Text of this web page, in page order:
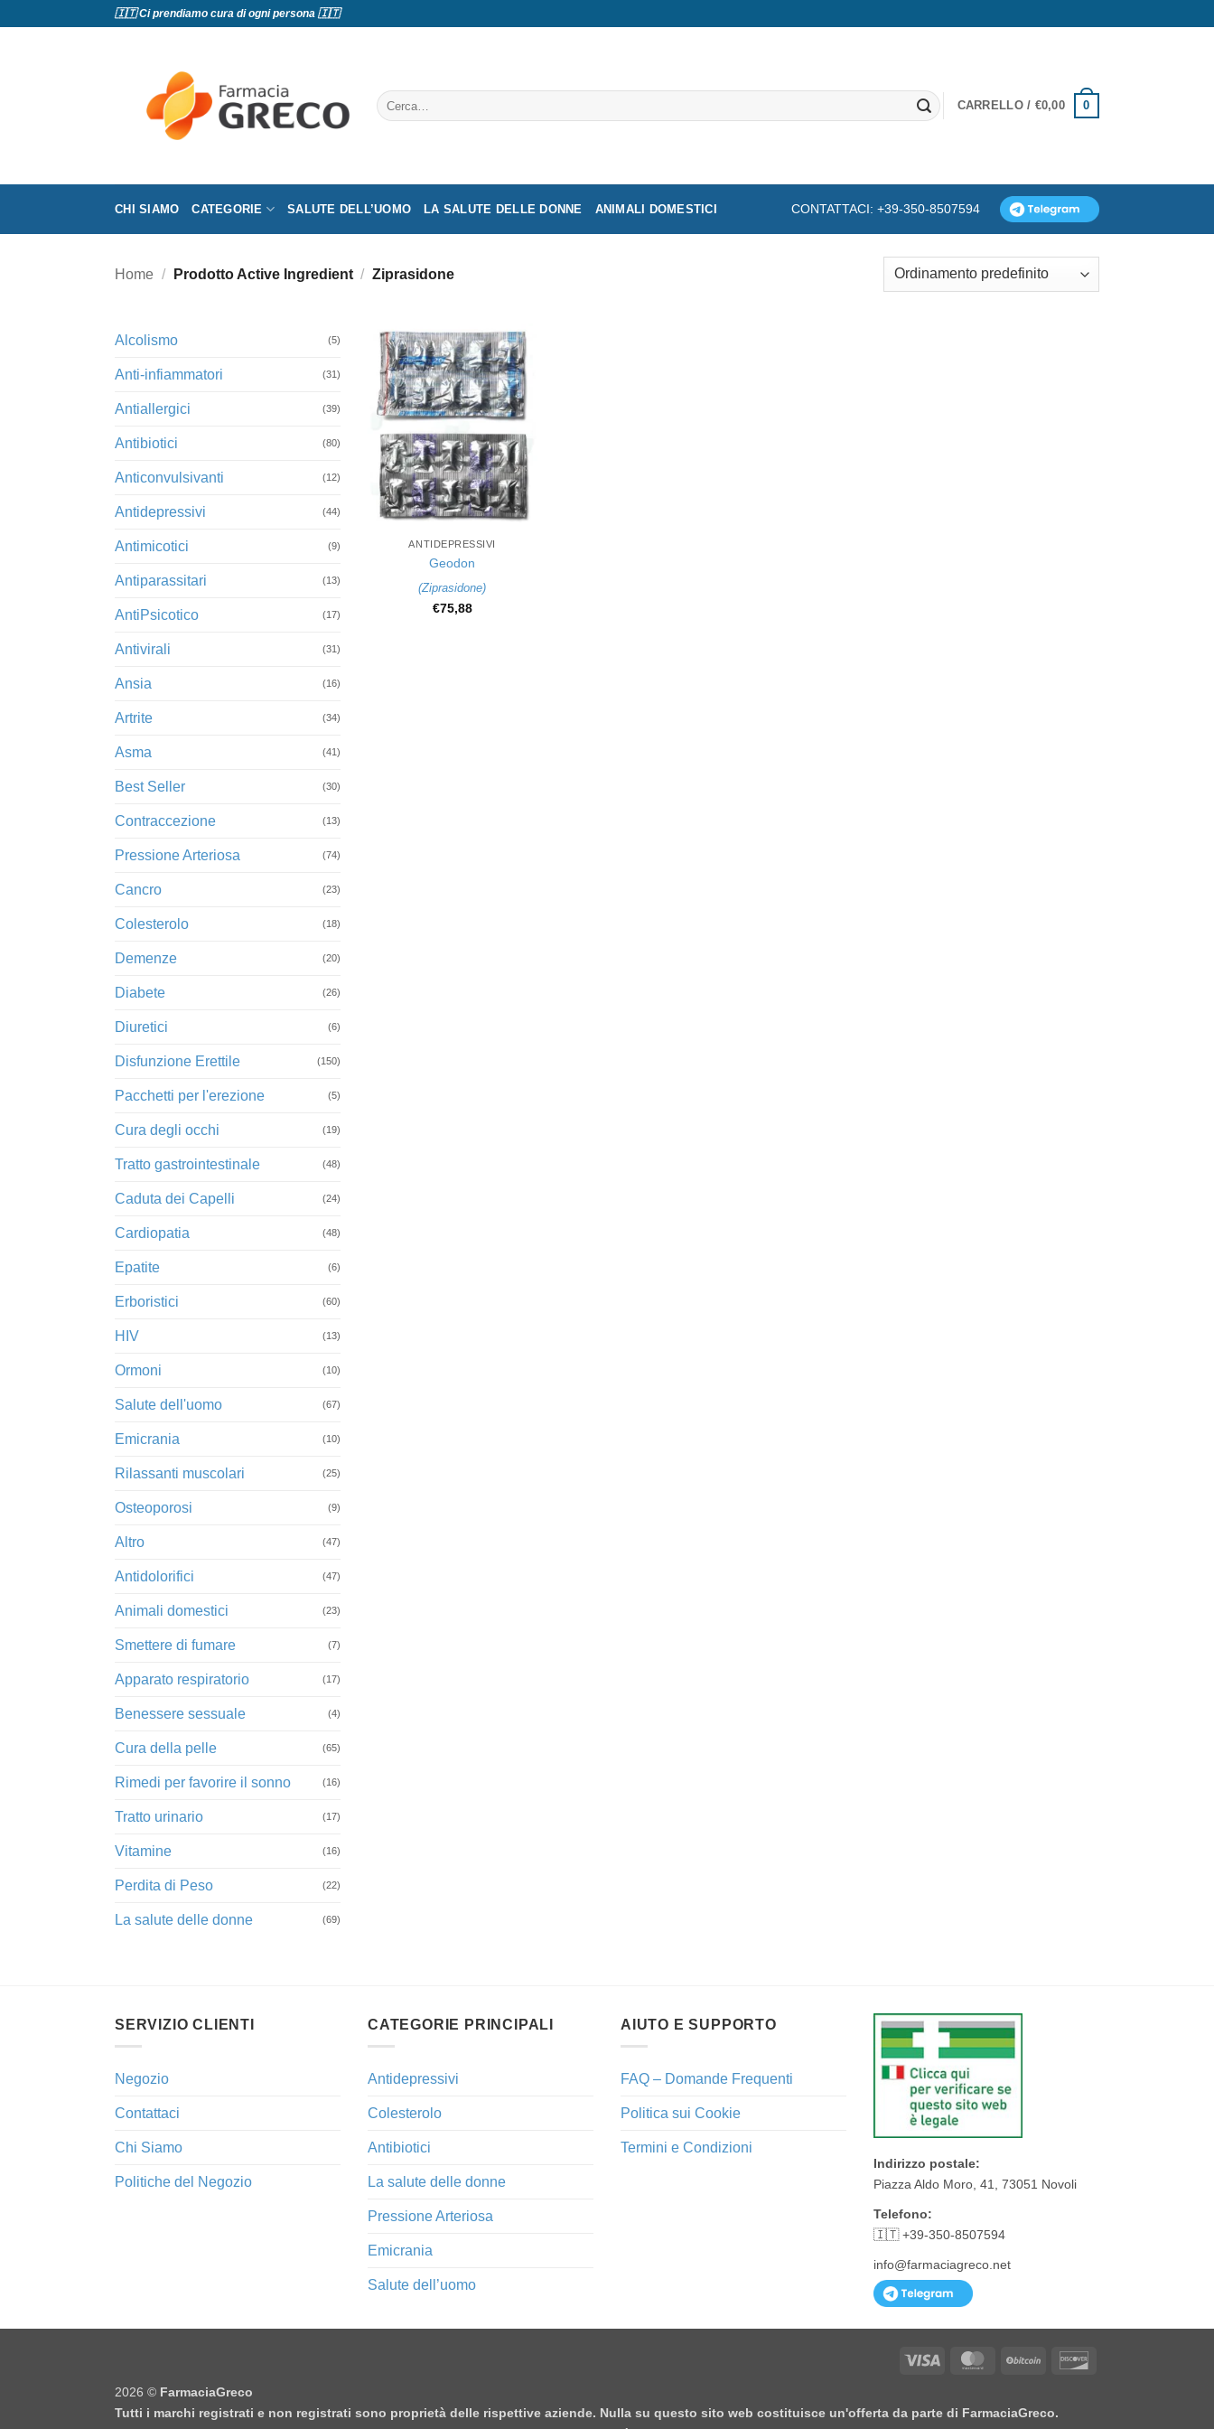
🇮🇹 Ci prendiamo cura di ogni persona 🇮🇹
Cerca:
CARRELLO / €0,00 0
CHI SIAMO CATEGORIE SALUTE DELL’UOMO LA SALUTE DELLE DONNE ANIMALI DOMESTICI CONTATTACI: +39-350-8507594
Home / Prodotto Active Ingredient / Ziprasidone
Alcolismo (5)
Anti-infiammatori (31)
Antiallergici (39)
Antibiotici (80)
Anticonvulsivanti (12)
Antidepressivi (44)
Antimicotici (9)
Antiparassitari (13)
AntiPsicotico (17)
Antivirali (31)
Ansia (16)
Artrite (34)
Asma (41)
Best Seller (30)
Contraccezione (13)
Pressione Arteriosa (74)
Cancro (23)
Colesterolo (18)
Demenze (20)
Diabete (26)
Diuretici (6)
Disfunzione Erettile (150)
Pacchetti per l'erezione (5)
Cura degli occhi (19)
Tratto gastrointestinale (48)
Caduta dei Capelli (24)
Cardiopatia (48)
Epatite (6)
Erboristici (60)
HIV (13)
Ormoni (10)
Salute dell'uomo (67)
Emicrania (10)
Rilassanti muscolari (25)
Osteoporosi (9)
Altro (47)
Antidolorifici (47)
Animali domestici (23)
Smettere di fumare (7)
Apparato respiratorio (17)
Benessere sessuale (4)
Cura della pelle (65)
Rimedi per favorire il sonno (16)
Tratto urinario (17)
Vitamine (16)
Perdita di Peso (22)
La salute delle donne (69)
+
ANTIDEPRESSIVI
Geodon
(Ziprasidone)
€75,88
SERVIZIO CLIENTI
Negozio
Contattaci
Chi Siamo
Politiche del Negozio
CATEGORIE PRINCIPALI
Antidepressivi
Colesterolo
Antibiotici
La salute delle donne
Pressione Arteriosa
Emicrania
Salute dell’uomo
AIUTO E SUPPORTO
FAQ – Domande Frequenti
Politica sui Cookie
Termini e Condizioni
Indirizzo postale:
Piazza Aldo Moro, 41, 73051 Novoli
Telefono:
🇮🇹 +39-350-8507594
info@farmaciagreco.net
Visa MasterCardBitCoin
2026 © FarmaciaGreco
Tutti i marchi registrati e non registrati sono proprietà delle rispettive aziende. Nulla su questo sito web costituisce un'offerta da parte di FarmaciaGreco.